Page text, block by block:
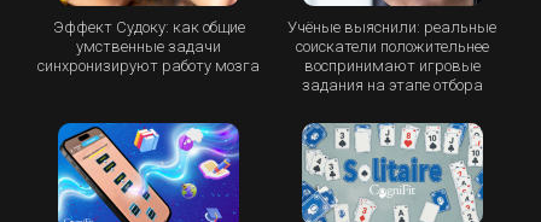
Эффект Судоку: как общие
умственные задачи
синхронизируют работу мозга
Учёные выяснили: реальные
соискатели положительнее
воспринимают игровые
задания на этапе отбора